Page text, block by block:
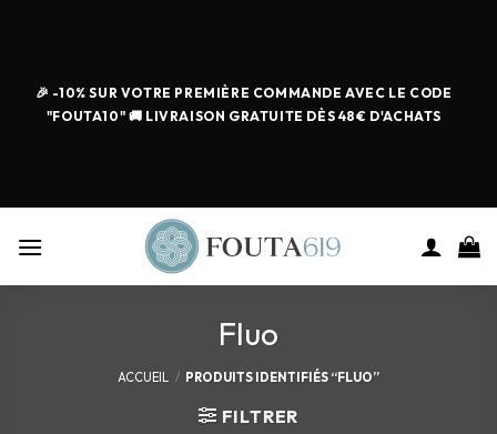
🎉 -10% SUR VOTRE PREMIÈRE COMMANDE AVEC LE CODE
"FOUTA10" 🚚 LIVRAISON GRATUITE DÈS 48€ D'ACHATS
Fluo
ACCUEIL / PRODUITS IDENTIFIÉS “FLUO”
FILTRER